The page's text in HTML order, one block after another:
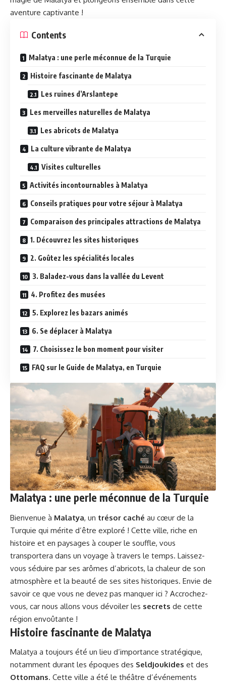
aventure captivante !
Contents
Malatya : une perle méconnue de la Turquie
Histoire fascinante de Malatya
Les ruines d’Arslantepe
Les merveilles naturelles de Malatya
Les abricots de Malatya
La culture vibrante de Malatya
Visites culturelles
Activités incontournables à Malatya
Conseils pratiques pour votre séjour à Malatya
Comparaison des principales attractions de Malatya
1. Découvrez les sites historiques
2. Goûtez les spécialités locales
3. Baladez-vous dans la vallée du Levent
4. Profitez des musées
5. Explorez les bazars animés
6. Se déplacer à Malatya
7. Choisissez le bon moment pour visiter
FAQ sur le Guide de Malatya, en Turquie
Malatya : une perle méconnue de la Turquie
Bienvenue à Malatya, un trésor caché au cœur de la
Turquie qui mérite d’être exploré ! Cette ville, riche en
histoire et en paysages à couper le souffle, vous
transportera dans un voyage à travers le temps. Laissez-
vous séduire par ses arômes d’abricots, la chaleur de son
atmosphère et la beauté de ses sites historiques. Envie de
savoir ce que vous ne devez pas manquer ici ? Accrochez-
vous, car nous allons vous dévoiler les secrets de cette
région envoûtante !
Histoire fascinante de Malatya
Malatya a toujours été un lieu d’importance stratégique,
notamment durant les époques des Seldjoukides et des
Ottomans. Cette ville a été le théâtre d’événements